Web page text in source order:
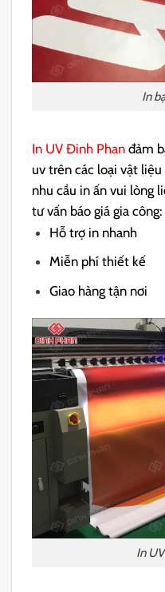
In
In UV Đinh Phan đảm
uv trên các loại vật
nhu cầu in ấn vui lòng
tư vấn báo giá gia công:
Hỗ trợ in nhanh
Miễn phí thiết kế
Giao hàng tận nơi
In